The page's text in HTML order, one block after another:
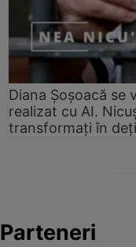
Diana Șoșoacă se
realizat cu AI.
transformați în
Parteneri